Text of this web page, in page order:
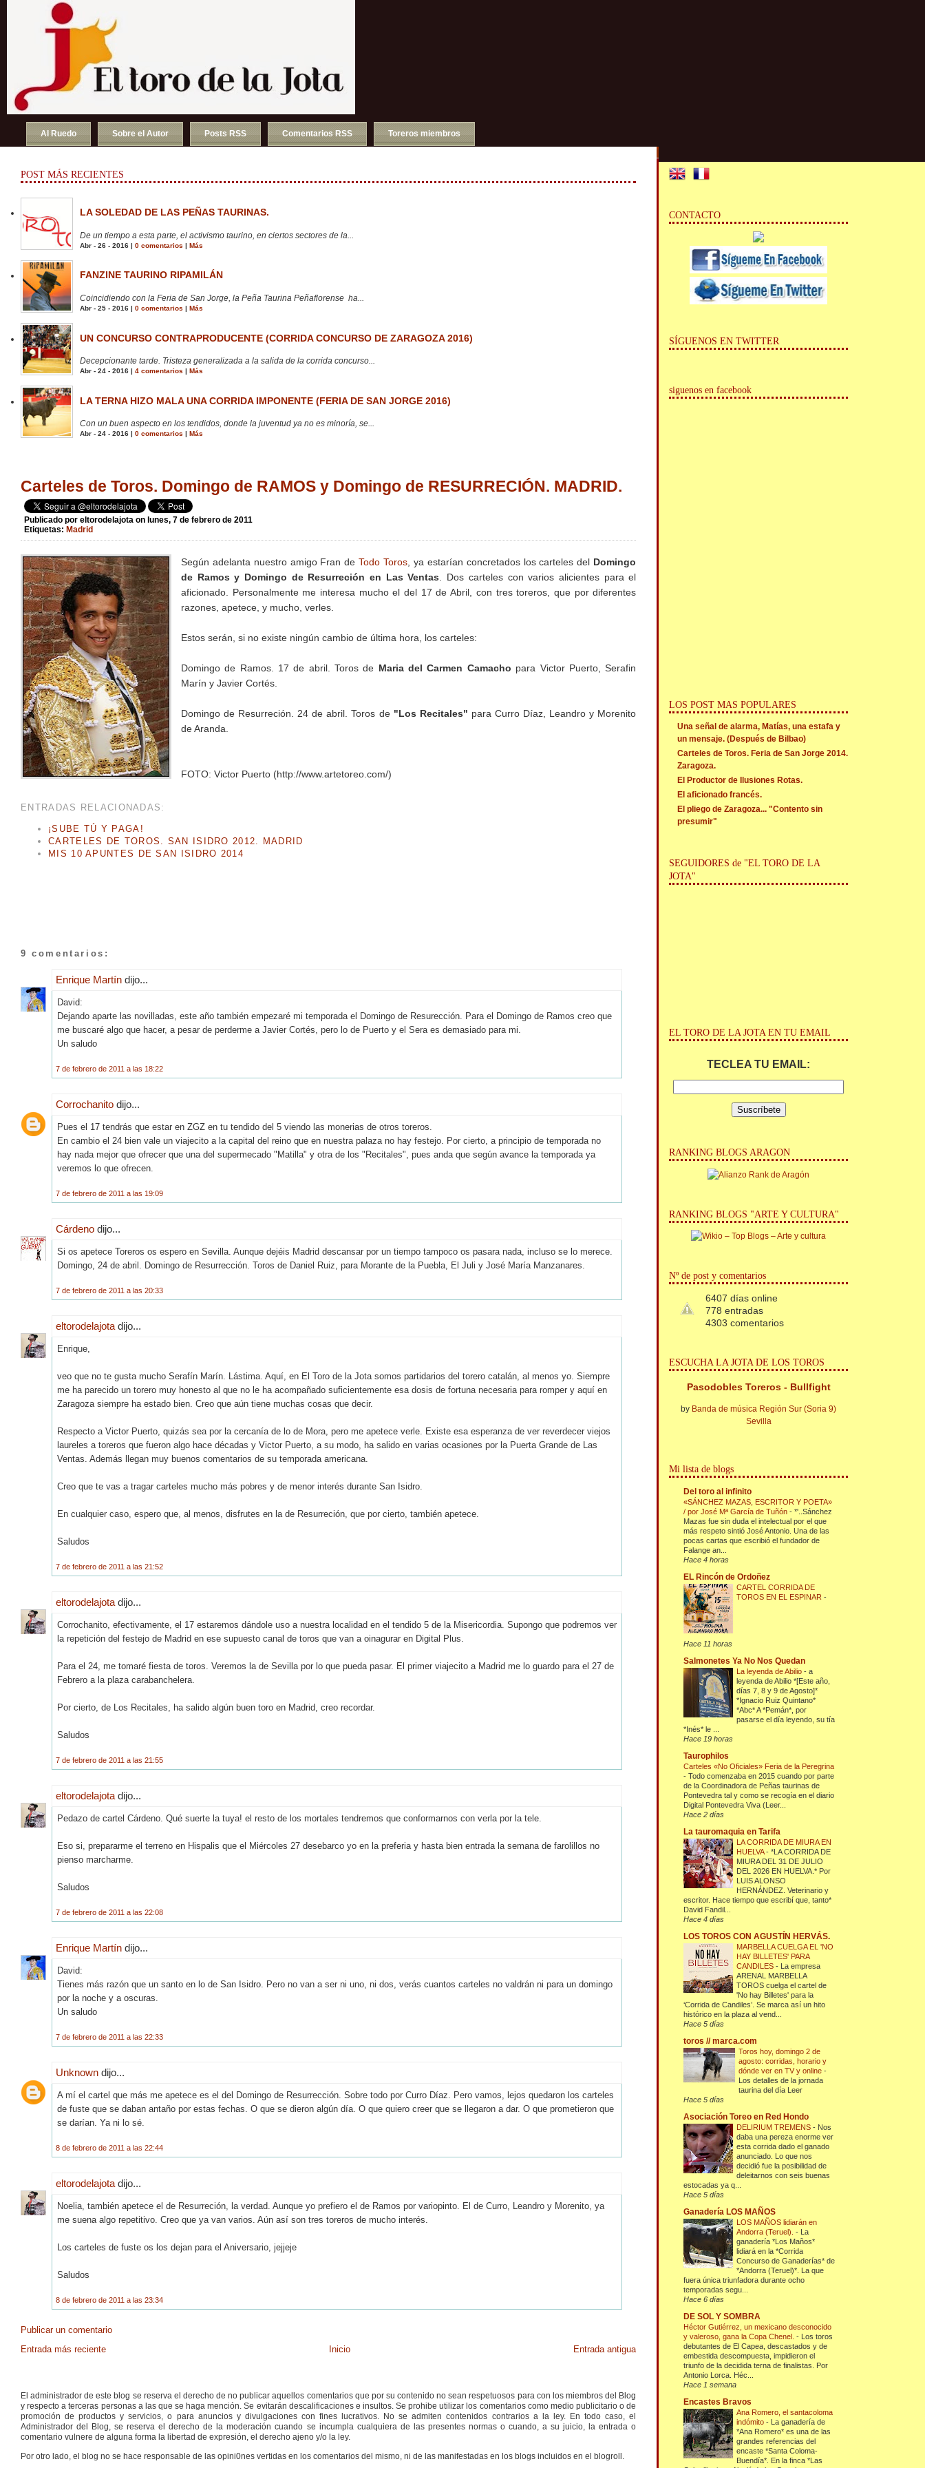
Al Ruedo Sobre el Autor Posts RSS Comentarios RSS Toreros miembros
POST MÁS RECIENTES
LA SOLEDAD DE LAS PEÑAS TAURINAS.
De un tiempo a esta parte, el activismo taurino, en ciertos sectores de la...
Abr - 26 - 2016 | 0 comentarios | Más
FANZINE TAURINO RIPAMILÁN
Coincidiendo con la Feria de San Jorge, la Peña Taurina Peñaflorense ha...
Abr - 25 - 2016 | 0 comentarios | Más
UN CONCURSO CONTRAPRODUCENTE (CORRIDA CONCURSO DE ZARAGOZA 2016)
Decepcionante tarde. Tristeza generalizada a la salida de la corrida concurso...
Abr - 24 - 2016 | 4 comentarios | Más
LA TERNA HIZO MALA UNA CORRIDA IMPONENTE (FERIA DE SAN JORGE 2016)
Con un buen aspecto en los tendidos, donde la juventud ya no es minoría, se...
Abr - 24 - 2016 | 0 comentarios Más
Carteles de Toros. Domingo de RAMOS y Domingo de RESURRECIÓN. MADRID.
Publicado por eltorodelajota on lunes, 7 de febrero de 2011
Etiquetas: Madrid
Según adelanta nuestro amigo Fran deTodo Toros , ya estarían concretados los carteles del Domingo
de Ramos y Domingo de Resurreción en Las Ventas . Dos carteles con varios alicientes para el
aficionado. Personalmente me interesa mucho el del 17 de Abril, con tres toreros, que por diferentes
razones, apetece, y mucho, verles.
Estos serán, si no existe ningún cambio de última hora, los carteles:
Domingo de Ramos. 17 de abril. Toros de Maria del Carmen Camacho para Victor Puerto, Serafin
Marín y Javier Cortés.
Domingo de Resurreción. 24 de abril. Toros de "Los Recitales" para Curro Díaz, Leandro y Morenito
de Aranda.
FOTO: Victor Puerto (http://www.artetoreo.com/)
ENTRADAS RELACIONADAS:
¡SUBE TÚ Y PAGA!
CARTELES DE TOROS. SAN ISIDRO 2012. MADRID
MIS 10 APUNTES DE SAN ISIDRO 2014
9 comentarios:
Enrique Martín dijo...
David:
Dejando aparte las novilladas, este año también empezaré mi temporada el Domingo de Resurección. Para el Domingo de Ramos creo que
me buscaré algo que hacer, a pesar de perderme a Javier Cortés, pero lo de Puerto y el Sera es demasiado para mi.
Un saludo
7 de febrero de 2011 a las 18:22
Corrochanito dijo...
Pues el 17 tendrás que estar en ZGZ en tu tendido del 5 viendo las monerias de otros toreros.
En cambio el 24 bien vale un viajecito a la capital del reino que en nuestra palaza no hay festejo. Por cierto, a principio de temporada no
hay nada mejor que ofrecer que una del supermecado "Matilla" y otra de los "Recitales", pues anda que según avance la temporada ya
veremos lo que ofrecen.
7 de febrero de 2011 a las 19:09
Cárdeno dijo...
Si os apetece Toreros os espero en Sevilla. Aunque dejéis Madrid descansar por un tiempo tampoco os pasara nada, incluso se lo merece.
Domingo, 24 de abril. Domingo de Resurrección. Toros de Daniel Ruiz, para Morante de la Puebla, El Juli y José María Manzanares.
7 de febrero de 2011 a las 20:33
eltorodelajota dijo...
Enrique,
veo que no te gusta mucho Serafín Marín. Lástima. Aquí, en El Toro de la Jota somos partidarios del torero catalán, al menos yo. Siempre
me ha parecido un torero muy honesto al que no le ha acompañado suficientemente esa dosis de fortuna necesaria para romper y aquí en
Zaragoza siempre ha estado bien. Creo que aún tiene muchas cosas que decir.
Respecto a Victor Puerto, quizás sea por la cercanía de lo de Mora, pero me apetece verle. Existe esa esperanza de ver reverdecer viejos
laureles a toreros que fueron algo hace décadas y Victor Puerto, a su modo, ha salido en varias ocasiones por la Puerta Grande de Las
Ventas. Además llegan muy buenos comentarios de su temporada americana.
Creo que te vas a tragar carteles mucho más pobres y de menor interés durante San Isidro.
En cualquier caso, espero que, al menos, disfrutes en la de Resurreción, que por cierto, también apetece.
Saludos
7 de febrero de 2011 a las 21:52
eltorodelajota dijo...
Corrochanito, efectivamente, el 17 estaremos dándole uso a nuestra localidad en el tendido 5 de la Misericordia. Supongo que podremos ver
la repetición del festejo de Madrid en ese supuesto canal de toros que van a oinagurar en Digital Plus.
Para el 24, me tomaré fiesta de toros. Veremos la de Sevilla por lo que pueda pasar. El primer viajecito a Madrid me lo guardo para el 27 de
Febrero a la plaza carabanchelera.
Por cierto, de Los Recitales, ha salido algún buen toro en Madrid, creo recordar.
Saludos
7 de febrero de 2011 a las 21:55
eltorodelajota dijo...
Pedazo de cartel Cárdeno. Qué suerte la tuya! el resto de los mortales tendremos que conformarnos con verla por la tele.
Eso si, prepararme el terreno en Hispalis que el Miércoles 27 desebarco yo en la preferia y hasta bien entrada la semana de farolillos no
pienso marcharme.
Saludos
7 de febrero de 2011 a las 22:08
Enrique Martín dijo...
David:
Tienes más razón que un santo en lo de San Isidro. Pero no van a ser ni uno, ni dos, verás cuantos carteles no valdrán ni para un domingo
por la noche y a oscuras.
Un saludo
7 de febrero de 2011 a las 22:33
Unknown dijo...
A mí el cartel que más me apetece es el del Domingo de Resurrección. Sobre todo por Curro Díaz. Pero vamos, lejos quedaron los carteles
de fuste que se daban antaño por estas fechas. O que se dieron algún día. O que quiero creer que se llegaron a dar. O que prometieron que
se darían. Ya ni lo sé.
8 de febrero de 2011 a las 22:44
eltorodelajota dijo...
Noelia, también apetece el de Resurreción, la verdad. Aunque yo prefiero el de Ramos por variopinto. El de Curro, Leandro y Morenito, ya
me suena algo repetitivo. Creo que ya van varios. Aún así son tres toreros de mucho interés.
Los carteles de fuste os los dejan para el Aniversario, jejjeje
Saludos
8 de febrero de 2011 a las 23:34
Publicar un comentario
Entrada más reciente
Entrada antigua
Inicio
El administrador de este blog se reserva el derecho de no publicar aquellos comentarios que por su contenido no sean respetuosos para con los miembros del Blog
y respecto a terceras personas a las que se haga mención. Se evitarán descalificaciones e insultos. Se prohibe utilizar los comentarios como medio publicitario o de
promoción de productos y servicios, o para anuncios y divulgaciones con fines lucrativos. No se admiten contenidos contrarios a la ley. En todo caso, el
Administrador del Blog, se reserva el derecho de la moderación cuando se incumpla cualquiera de las presentes normas o cuando, a su juicio, la entrada o
comentario vulnere de alguna forma la libertad de expresión, el derecho ajeno y/o la ley.
Por otro lado, el blog no se hace responsable de las opini0nes vertidas en los comentarios del mismo, ni de las manifestadas en los blogs incluidos en el blogroll.
CONTACTO
SÍGUENOS EN TWITTER
siguenos en facebook
LOS POST MAS POPULARES
Una señal de alarma, Matías, una estafa y
un mensaje. (Después de Bilbao)
Carteles de Toros. Feria de San Jorge 2014.
Zaragoza.
El Productor de Ilusiones Rotas.
El aficionado francés.
El pliego de Zaragoza... "Contento sin
presumir"
SEGUIDORES de "EL TORO DE LA
JOTA"
EL TORO DE LA JOTA EN TU EMAIL
TECLEA TU EMAIL:
RANKING BLOGS ARAGON
RANKING BLOGS "ARTE Y CULTURA"
Nº de post y comentarios
6407 días online
778 entradas
4303 comentarios
ESCUCHA LA JOTA DE LOS TOROS
Pasodobles Toreros - Bullfight
by Banda de música Región Sur (Soria 9)
Sevilla
Mi lista de blogs
Del toro al infinito
«SÁNCHEZ MAZAS, ESCRITOR Y POETA»
/ por José Mª García de Tuñón-*'..Sánchez
Mazas fue sin duda el intelectual por el que
más respeto sintió José Antonio. Una de las
pocas cartas que escribió el fundador de
Falange an...
Hace 4 horas
EL Rincón de Ordoñez
CARTEL CORRIDA DE
TOROS EN EL ESPINAR-
Hace 11 horas
Salmonetes Ya No Nos Quedan
La leyenda de Abilio-a
leyenda de Abilio *[Este año,
días 7, 8 y 9 de Agosto]*
*Ignacio Ruiz Quintano*
*Abc* A *Pemán*, por
pasarse el día leyendo, su tía
*Inés* le ...
Hace 19 horas
Taurophilos
Carteles «No Oficiales» Feria de la Peregrina
-Todo comenzaba en 2015 cuando por parte
de la Coordinadora de Peñas taurinas de
Pontevedra tal y como se recogía en el diario
Digital Pontevedra Viva (Leer...
Hace 2 días
La tauromaquia en Tarifa
LA CORRIDA DE MIURA EN
HUELVA-*LA CORRIDA DE
MIURA DEL 31 DE JULIO
DEL 2026 EN HUELVA.* Por
LUIS ALONSO
HERNÁNDEZ. Veterinario y
escritor. Hace tiempo que escribí que, tanto*
David Fandil...
Hace 4 días
LOS TOROS CON AGUSTÍN HERVÁS.
MARBELLA CUELGA EL 'NO
HAY BILLETES' PARA
CANDILES- La empresa
ARENAL MARBELLA
TOROS cuelga el cartel de
'No hay Billetes' para la
‘Corrida de Candiles’. Se marca así un hito
histórico en la plaza al vend...
Hace 5 días
toros // marca.com
Toros hoy, domingo 2 de
agosto: corridas, horario y
dónde ver en TV y online-
Los detalles de la jornada
taurina del día Leer
Hace 5 días
Asociación Toreo en Red Hondo
DELIRIUM TREMENS- Nos
daba una pereza enorme ver
esta corrida dado el ganado
anunciado. Lo que nos
decidió fue la posibilidad de
deleitarnos con seis buenas
estocadas ya q...
Hace 5 días
Ganadería LOS MAÑOS
LOS MAÑOS lidiarán en
Andorra (Teruel).- La
ganadería *Los Maños*
lidiará en la *Corrida
Concurso de Ganaderías* de
*Andorra (Teruel)*. La que
fuera única triunfadora durante ocho
temporadas segu...
Hace 6 días
DE SOL Y SOMBRA
Héctor Gutiérrez, un mexicano desconocido
y valeroso, gana la Copa Chenel.- Los toros
debutantes de El Capea, descastados y de
embestida descompuesta, impidieron el
triunfo de la decidida terna de finalistas. Por
Antonio Lorca. Héc...
Hace 1 semana
Encastes Bravos
Ana Romero, el santacoloma
indómito- La ganadería de
*Ana Romero* es una de las
grandes referencias del
encaste *Santa Coloma-
Buendía*. En la finca *Las